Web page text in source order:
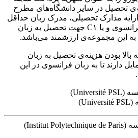
تحصیل در سایر دانشگاه‌های مطرح
ارایه مدارک تحصیلی، مدرک زبان حداقل
B۲ جهت تحصیل به زبان فرانسوی و یا C۱ جهت تحصیل به زبان
به این مجموعه‌ی ارزشمند می‌باشد.
بالا بودن هزینه‌ی تحصیل به زبان
دارند تا به زبان فرانسوی در این